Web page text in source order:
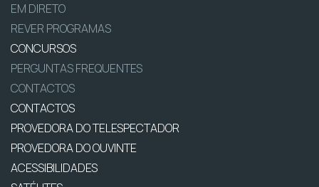
EM DIRETO
REVER PROGRAMAS
CONCURSOS
PERGUNTAS FREQUENTES
CONTACTOS
CONTACTOS
PROVEDORA DO TELESPECTADOR
PROVEDORA DO OUVINTE
ACESSIBILIDADES